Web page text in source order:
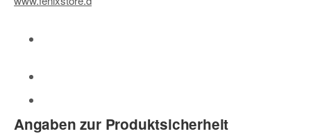
Angaben zur Produktsicherheit